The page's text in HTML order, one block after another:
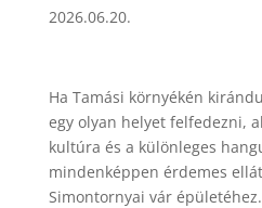
2026.06.20.
Ha Tamási környékén
egy olyan helyet felfedezni,
kultúra és a különleges
mindenképpen érdemes
Simontornyai vár épületéhez.